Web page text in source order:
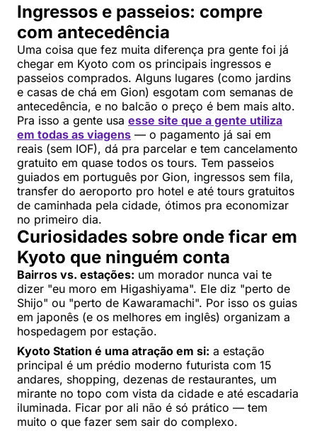
Ingressos e passeios: compre
com antecedência
Uma coisa que fez muita diferença pra gente foi já
chegar em Kyoto com os principais ingressos e
passeios comprados. Alguns lugares (como jardins
e casas de chá em Gion) esgotam com semanas de
antecedência, e no balcão o preço é bem mais alto.
Pra isso a gente usa esse site que a gente utiliza
em todas as viagens — o pagamento já sai em
reais (sem IOF), dá pra parcelar e tem cancelamento
gratuito em quase todos os tours. Tem passeios
guiados em português por Gion, ingressos sem fila,
transfer do aeroporto pro hotel e até tours gratuitos
de caminhada pela cidade, ótimos pra economizar
no primeiro dia.
Curiosidades sobre onde ficar em
Kyoto que ninguém conta
Bairros vs. estações: um morador nunca vai te
dizer "eu moro em Higashiyama". Ele diz "perto de
Shijo" ou "perto de Kawaramachi". Por isso os guias
em japonês (e os melhores em inglês) organizam a
hospedagem por estação.
Kyoto Station é uma atração em si: a estação
principal é um prédio moderno futurista com 15
andares, shopping, dezenas de restaurantes, um
mirante no topo com vista da cidade e até escadaria
iluminada. Ficar por ali não é só prático — tem
muito o que fazer sem sair do complexo.